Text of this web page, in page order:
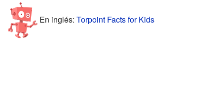
En inglés: Torpoint Facts for Kids